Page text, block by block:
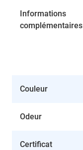
Informations
complémentaires
Couleur
Odeur
Certificat